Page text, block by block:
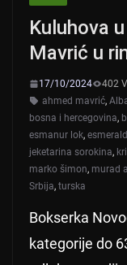
Kuluhova
Mavrić u
17/10/2024
402
ahmed mavrić,
bosna i hercegovina,
esmanur lok,
jeketarina sorokina,
marko šimon, murad
Srbija, turska
Bokserka
kategorije do